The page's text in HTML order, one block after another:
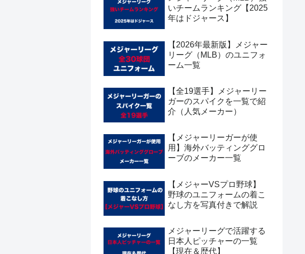
いチームランキング【2025
年はドジャース】
【2026年最新版】メジャー
リーグ（MLB）のユニフォ
ーム一覧
【全19選手】メジャーリー
ガーのスパイクを一覧で紹
介（人気メーカー）
【メジャーリーガーが使
用】海外バッティンググロ
ーブのメーカー一覧
【メジャーVSプロ野球】
野球のユニフォームの着こ
なし方を写真付きで解説
メジャーリーグで活躍する
日本人ピッチャーの一覧
【現在＆歴代】